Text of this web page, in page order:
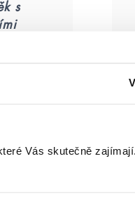
Vás skutečně zajímají.
s